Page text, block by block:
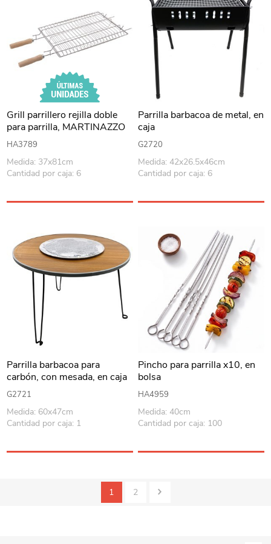
Grill parrillero rejilla doble
para parrilla, MARTINAZZO
HA3789
Medida: 37x81cm
Cantidad por caja: 6
Parrilla barbacoa de metal, en
caja
G2720
Medida: 42x26.5x46cm
Cantidad por caja: 6
Parrilla barbacoa para
carbón, con mesada, en caja
G2721
Medida: 60x47cm
Cantidad por caja: 1
Pincho para parrilla x10, en
bolsa
HA4959
Medida: 40cm
Cantidad por caja: 100
1 2